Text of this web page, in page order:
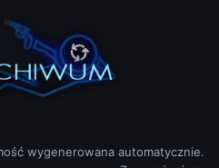
wygenerowana automatycznie.